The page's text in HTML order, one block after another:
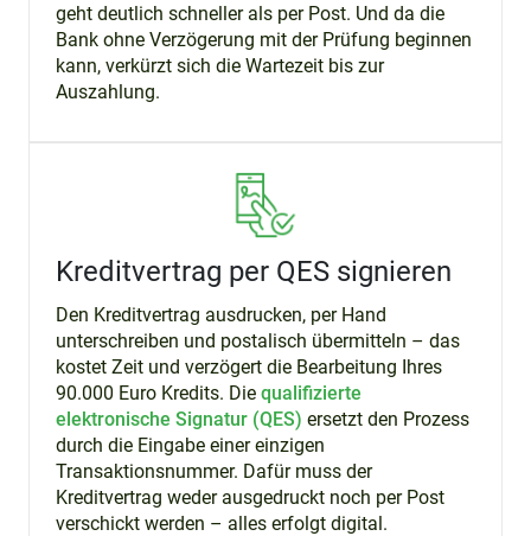
geht deutlich schneller als per Post. Und da die
Bank ohne Verzögerung mit der Prüfung beginnen
kann, verkürzt sich die Wartezeit bis zur
Auszahlung.
Kreditvertrag per QES signieren
Den Kreditvertrag ausdrucken, per Hand
unterschreiben und postalisch übermitteln – das
kostet Zeit und verzögert die Bearbeitung Ihres
90.000 Euro Kredits. Die qualifizierte
elektronische Signatur (QES) ersetzt den Prozess
durch die Eingabe einer einzigen
Transaktionsnummer. Dafür muss der
Kreditvertrag weder ausgedruckt noch per Post
verschickt werden – alles erfolgt digital.